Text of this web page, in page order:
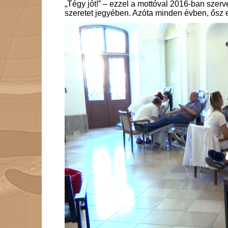
„Tégy jót!” – ezzel a mottóval 2016-ban
szeretet jegyében. Azóta minden évben, ősz